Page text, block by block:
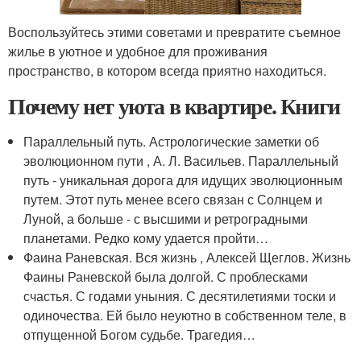
Воспользуйтесь этими советами и превратите съемное
жилье в уютное и удобное для проживания
пространство, в котором всегда приятно находиться.
Почему нет уюта в квартире. Книги
Параллельный путь. Астрологические заметки об
эволюционном пути , А. Л. Васильев. Параллельный
путь - уникальная дорога для идущих эволюционным
путем. Этот путь менее всего связан с Солнцем и
Луной, а больше - с высшими и ретроградными
планетами. Редко кому удается пройти…
Фаина Раневская. Вся жизнь , Алексей Щеглов. Жизнь
Фаины Раневской была долгой. С проблесками
счастья. С годами уныния. С десятилетиями тоски и
одиночества. Ей было неуютно в собственном теле, в
отпущенной Богом судьбе. Трагедия…